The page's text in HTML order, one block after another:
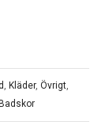
, Kläder, Övrigt,